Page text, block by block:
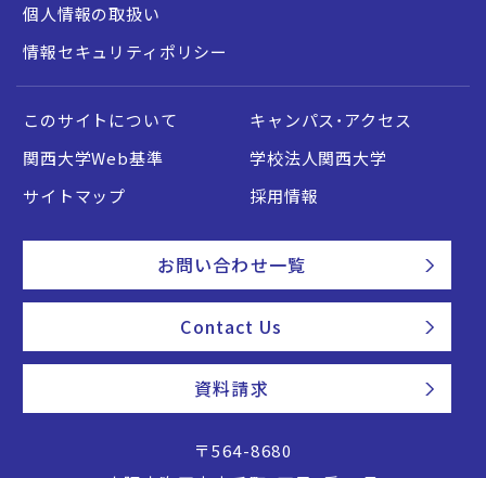
個人情報の取扱い
情報セキュリティポリシー
このサイトについて
キャンパス・アクセス
関西大学Web基準
学校法人関西大学
サイトマップ
採用情報
お問い合わせ一覧
Contact Us
資料請求
〒564-8680